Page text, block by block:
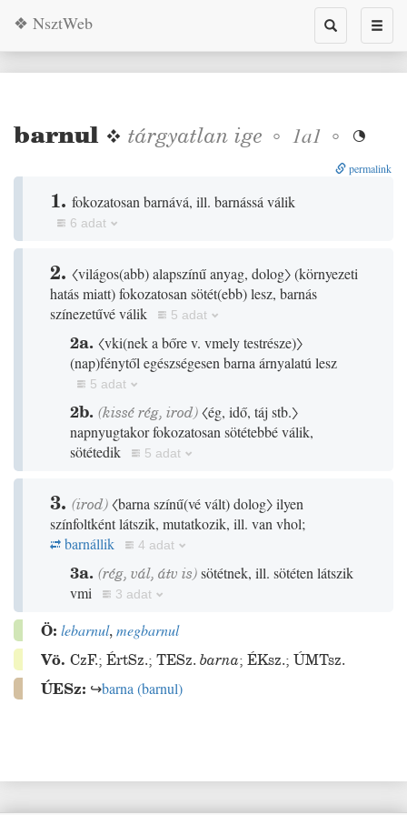
Toggle
search
❖ NsztWeb
barnul ❖ tárgyatlan ige ◦ 1a1 ◦ 
permalink
1. fokozatosan barnává, ill. barnássá válik
6 adat
2. 〈világos(abb)alapszínű anyag, dolog〉(környezeti
hatás miatt)fokozatosan sötét(ebb)lesz, barnás
színezetűvé válik
5 adat
2a. 〈vki(nek a bőre v. vmely testrésze)〉
(nap)fénytől egészségesen barna árnyalatú lesz
5 adat
2b. (kissérég, irod)〈ég, idő, táj stb.〉
napnyugtakor fokozatosan sötétebbé válik,
sötétedik
5 adat
3. (irod)〈barna színű(vé vált)dolog〉ilyen
színfoltként látszik, mutatkozik, ill. van vhol;
barnállik
4 adat
3a. (rég, vál, átv is)sötétnek, ill. sötéten látszik
vmi
3 adat
Ö: lebarnul,megbarnul
Vö. CzF.; ÉrtSz.; TESz. barna; ÉKsz.; ÚMTsz.
ÚESz: ↪barna (barnul)